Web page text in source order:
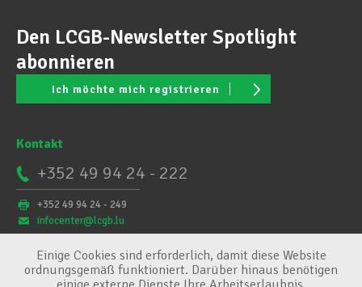
Den LCGB-Newsletter Spotlight
abonnieren
Ich möchte mich registrieren
Kontakt
+352 49 94 24 - 222
+352 49 94 24 - 249
infocenter@lcgb.lu
Einige Cookies sind erforderlich, damit diese Website
ordnungsgemäß funktioniert. Darüber hinaus benötigen